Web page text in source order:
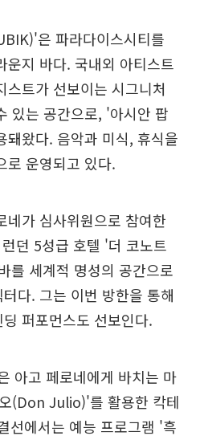
은 파라다이스시티를
운지 바다. 국내외 아티스트
스트가 선보이는 시그니처
있는 공간으로, '아시안 팝
돼왔다. 음악과 미식, 휴식을
로 운영되고 있다.
네가 심사위원으로 참여한
던 5성급 호텔 '더 코노트
세계적 명성의 공간으로
다. 그는 이번 방한을 통해
퍼포먼스도 선보인다.
아고 페로네에게 바치는 마
(Don Julio)'를 활용한 칵테
선에서는 예능 프로그램 '흑